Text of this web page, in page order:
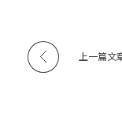
上一篇文